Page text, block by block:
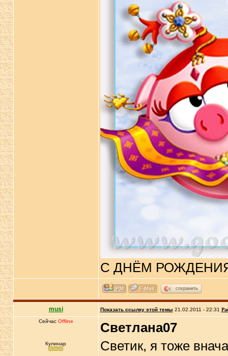
С ДНЁМ
сохранить
musi Показать ссылку этой темы 21.02.2011 - 22:31
Сейчас Offline
Кулинар
Светлана07
Светик, я тоже